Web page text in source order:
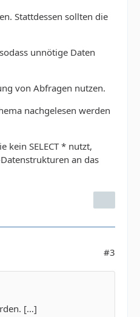
Stattdessen sollten die
unnötige Daten
von Abfragen nutzen.
nachgelesen werden
kein SELECT * nutzt,
an das
#3
[…]